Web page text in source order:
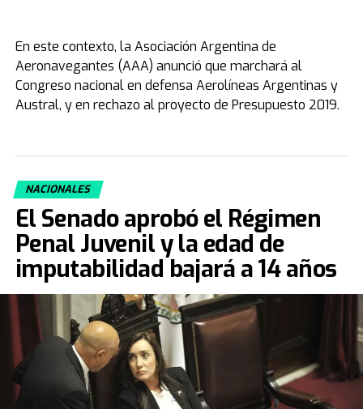
En este contexto, la Asociación Argentina de
Aeronavegantes (AAA) anunció que marchará al
Congreso nacional en defensa Aerolíneas Argentinas y
Austral, y en rechazo al proyecto de Presupuesto 2019.
NACIONALES
El Senado aprobó el Régimen
Penal Juvenil y la edad de
imputabilidad bajará a 14 años